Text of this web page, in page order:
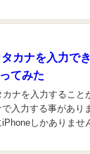
のは大変です。そこ
カナを入力で
てみた
ナを入力すること
入力する事があり
しかありませ
で検索したら